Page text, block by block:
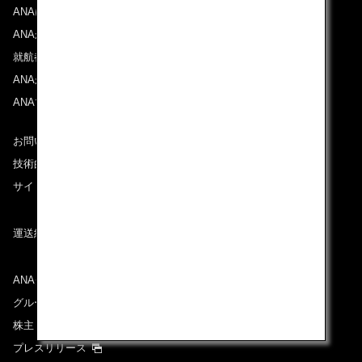
ANAについて
ANAからのお知らせ
就航都市
ANAがお約束する体験
ANAマイレージクラブ
お問い合わせ
技術的なお問い合わせ（推奨環境）
サイトマップ
運送約款
ANAグループについて
グループ企業一覧
株主・投資家情報
プレスリリース